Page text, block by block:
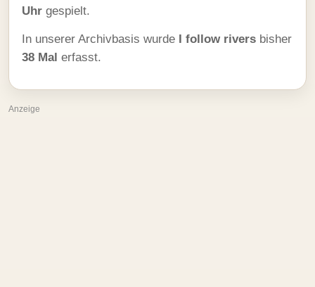
Uhr gespielt.
In unserer Archivbasis wurde I follow rivers bisher
38 Mal erfasst.
Anzeige